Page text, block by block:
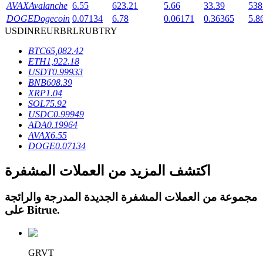
القروض
خدمة الاقتراض المدعومة بالعملات المشفرة
AVAXAvalanche 6.55 623.21 5.66 33.39
DOGEDogecoin 0.07134 6.78 0.06171 0.36365
USDINREURBRLRUBTRY
BTC65,082.42
ETH1,922.18
USDT0.99933
BNB608.39
XRP1.04
SOL75.92
USDC0.99949
ADA0.19964
AVAX6.55
DOGE0.07134
اكتشف المزيد من العملات المشفرة
مجموعة من العملات المشفرة الجديدة المدرجة والرائجة
Bitrue.
GRVT